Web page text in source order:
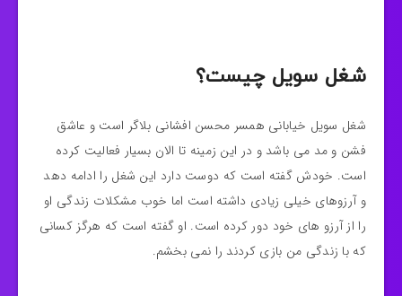
شغل سویل چیست؟
شغل سویل خیابانی همسر محسن افشانی بلاگر است و عاشق
فشن و مد می باشد و در این زمینه تا الان بسیار فعالیت کرده
است. خودش گفته است که دوست دارد این شغل را ادامه دهد
و آرزوهای خیلی زیادی داشته است اما خوب مشکلات زندگی او
را از آرزو های خود دور کرده است. او گفته است که هرگز کسانی
که با زندگی من بازی کردند را نمی بخشم.